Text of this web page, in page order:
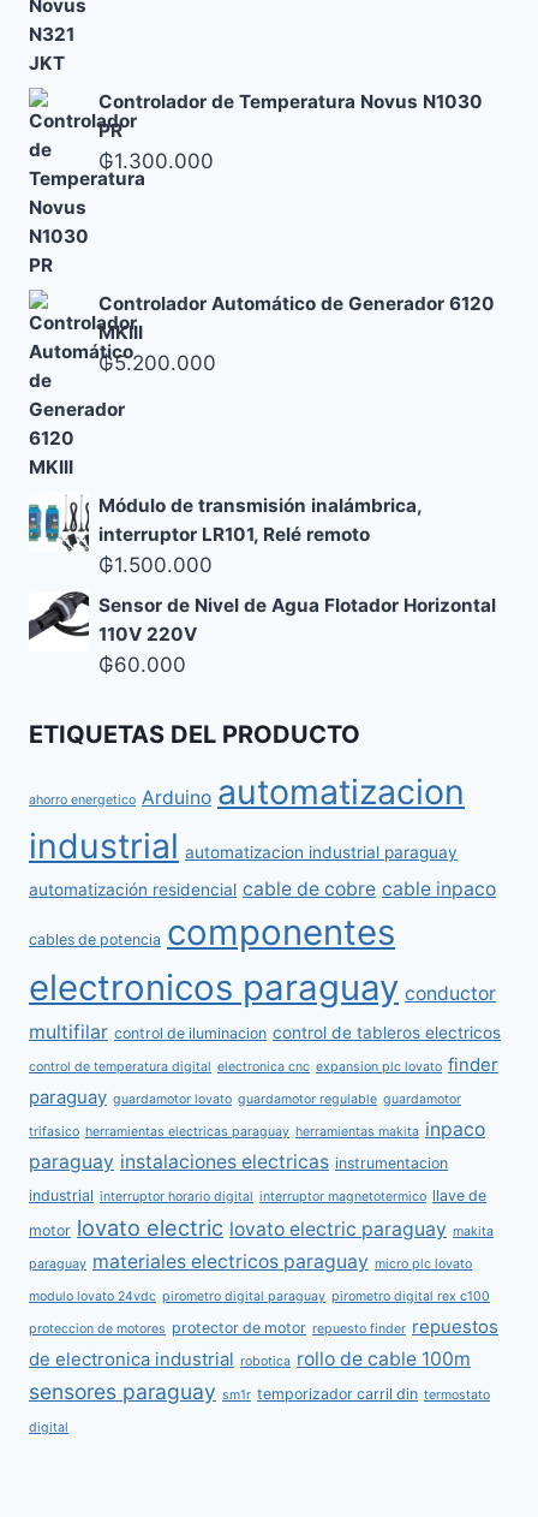
Controlador de Temperatura Novus N1030
PR
₲1.300.000
Controlador Automático de Generador 6120
MKIII
₲5.200.000
Módulo de transmisión inalámbrica,
interruptor LR101, Relé remoto
₲1.500.000
Sensor de Nivel de Agua Flotador Horizontal
110V 220V
₲60.000
ETIQUETAS DEL PRODUCTO
ahorro energetico Arduino automatizacion
industrial automatizacion industrial paraguay
automatización residencial cable de cobre cable inpaco
cables de potencia componentes
electronicos paraguay conductor
multifilar control de iluminacion control de tableros electricos
control de temperatura digital electronica cnc expansion plc lovato finder
paraguay guardamotor lovato guardamotor regulable guardamotor
trifasico herramientas electricas paraguay herramientas makita inpaco
paraguay instalaciones electricas instrumentacion
industrial interruptor horario digital interruptor magnetotermico llave de
motor lovato electric lovato electric paraguay makita
paraguay materiales electricos paraguay micro plc lovato
modulo lovato 24vdc pirometro digital paraguay pirometro digital rex c100
proteccion de motores protector de motor repuesto finder repuestos
de electronica industrial robotica rollo de cable 100m
sensores paraguay sm1r temporizador carril din termostato
digital